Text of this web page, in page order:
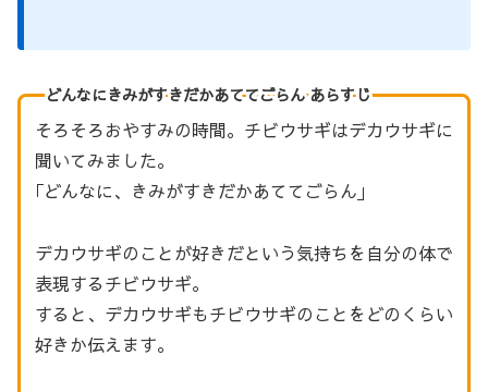
どんなにきみがすきだかあててごらん あらすじ
そろそろおやすみの時間。チビウサギはデカウサギに
聞いてみました。
｢どんなに、きみがすきだかあててごらん｣
デカウサギのことが好きだという気持ちを自分の体で
表現するチビウサギ。
すると、デカウサギもチビウサギのことをどのくらい
好きか伝えます。